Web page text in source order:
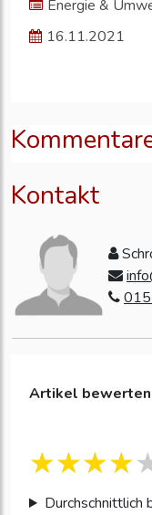
Energie &
16.11.2021
Kontakt
Artikel bewerten